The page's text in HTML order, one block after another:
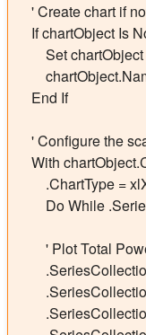
' Create chart if
If chartObject
Set
    End If
' Configure the
With
.ChartType =
Do While
' Plot Total